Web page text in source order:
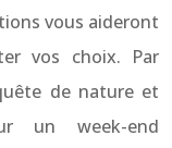
vous aideront
vos choix. Par
de nature et
un week-end